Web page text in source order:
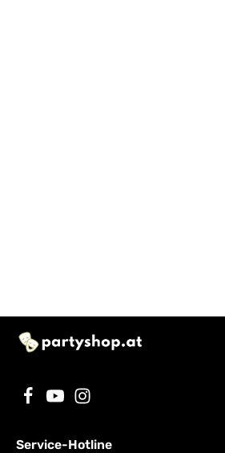
Service-Hotline